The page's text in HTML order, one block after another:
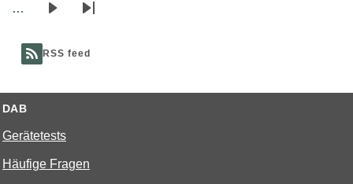
…
NächsteLetzte
RSS feed
DAB
Gerätetests
Häufige Fragen